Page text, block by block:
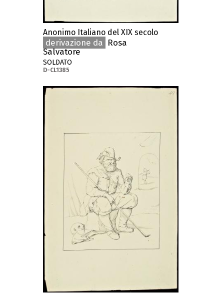
Anonimo Italiano del XIX secolo
derivazione da Rosa
Salvatore
SOLDATO
D-CL1385